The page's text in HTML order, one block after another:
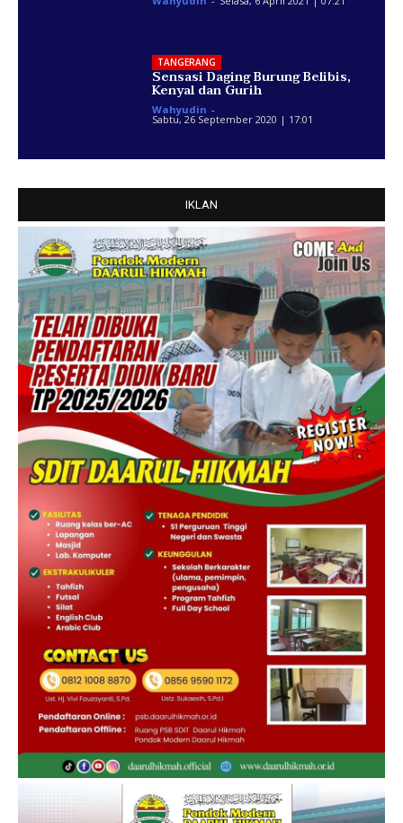
TANGERANG
Sensasi Daging Burung Belibis,
Kenyal dan Gurih
Wahyudin -
Sabtu, 26 September 2020 | 17:01
IKLAN